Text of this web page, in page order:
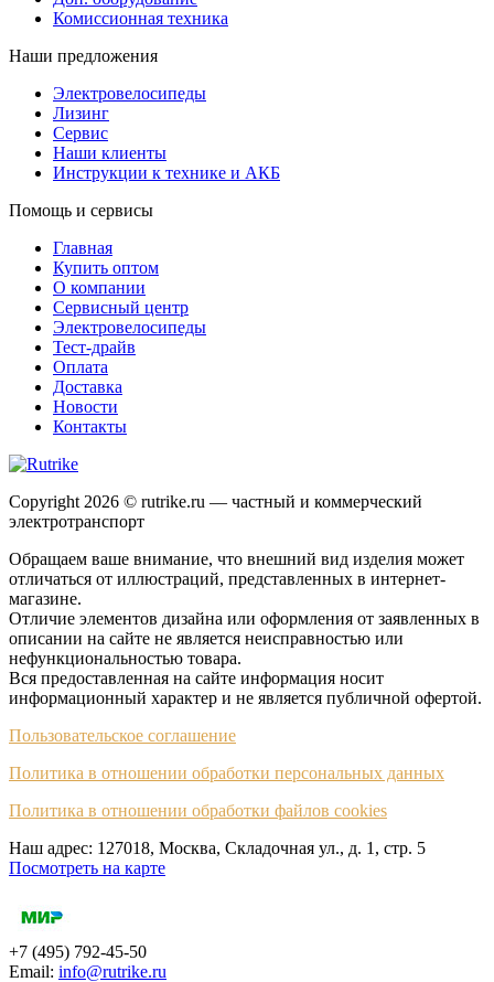
Комиссионная техника
Наши предложения
Электровелосипеды
Лизинг
Сервис
Наши клиенты
Инструкции к технике и АКБ
Помощь и сервисы
Главная
Купить оптом
О компании
Сервисный центр
Электровелосипеды
Тест-драйв
Оплата
Доставка
Новости
Контакты
Copyright 2026 © rutrike.ru — частный и коммерческий
электротранспорт
Обращаем ваше внимание, что внешний вид изделия может
отличаться от иллюстраций, представленных в интернет-
магазине.
Отличие элементов дизайна или оформления от заявленных в
описании на сайте не является неисправностью или
нефункциональностью товара.
Вся предоставленная на сайте информация носит
информационный характер и не является публичной офертой.
Пользовательское соглашение
Политика в отношении обработки персональных данных
Политика в отношении обработки файлов cookies
Наш адрес: 127018, Москва, Складочная ул., д. 1, cтр. 5
Посмотреть на карте
+7 (495) 792-45-50
Email: info@rutrike.ru